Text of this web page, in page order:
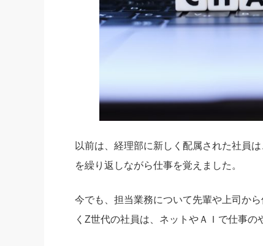
以前は、経理部に新しく配属された社員
を繰り返しながら仕事を覚えました。
今でも、担当業務について先輩や上司か
くZ世代の社員は、ネットやＡＩで仕事の